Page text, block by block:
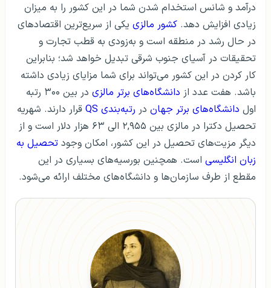
درآمد و شانس استخدام‌ شدن شما در این کشور را به میزان
زیادی افزایش دهد. کشور مالزی یکی از سریع‌ترین اقتصادهای
در حال‌ رشد در منطقه است و به‌زودی به قطب تجارت و
تحقیقات در آسیای جنوب شرقی تبدیل خواهد شد؛ بنابراین
کار کردن در این کشور می‌تواند برای شما مزایای زیادی داشته
باشد. هفت عدد از دانشگاه‌های برتر مالزی
در بین ۳۰۰ رتبه
اول دانشگاه‌‌های برتر جهان در رتبه‌بندی QS
قرار دارند. شهریه
تحصیل دکترا در مالزی بین ۲,۹۵۵ الی ۶۳ هزار دلار است و از
دیگر مزیت‌های تحصیل در این کشور، امکان وجود تحصیل به
زبان انگلیسی است. همچنین بورسیه‌های بسیاری در این
مقطع از طرف سازمان‌ها و دانشگاه‌های مختلف ارائه می‌شود.